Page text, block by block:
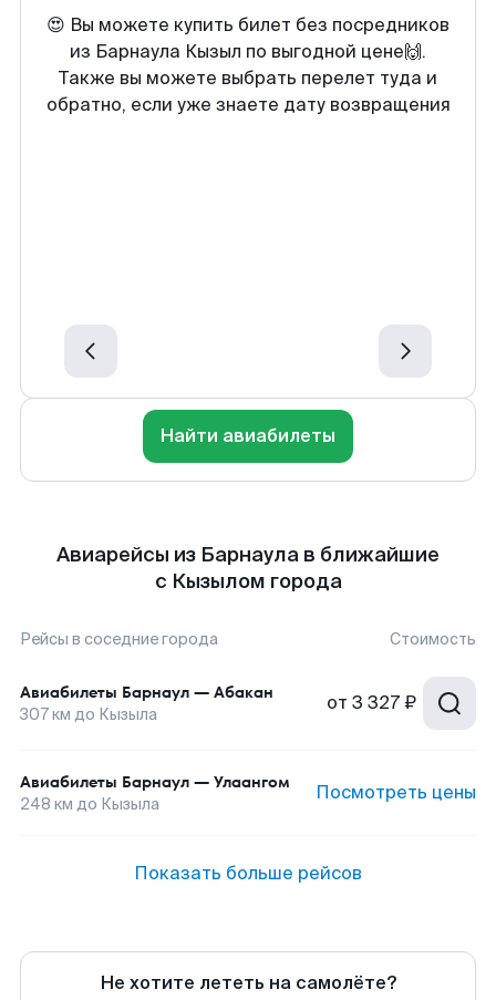
😍 Вы можете купить билет без посредников
из Барнаула Кызыл по выгодной цене🙌.
Также вы можете выбрать перелет туда и
обратно, если уже знаете дату возвращения
Найти авиабилеты
Авиарейсы из Барнаула в ближайшие
с Кызылом города
Рейсы в соседние города Стоимость
Авиабилеты Барнаул — Абакан
307км до Кызыла от 3 327 ₽
Авиабилеты Барнаул — Улаангом
248 км до Кызыла Посмотреть цены
Показать больше рейсов
Не хотите лететь на самолёте?